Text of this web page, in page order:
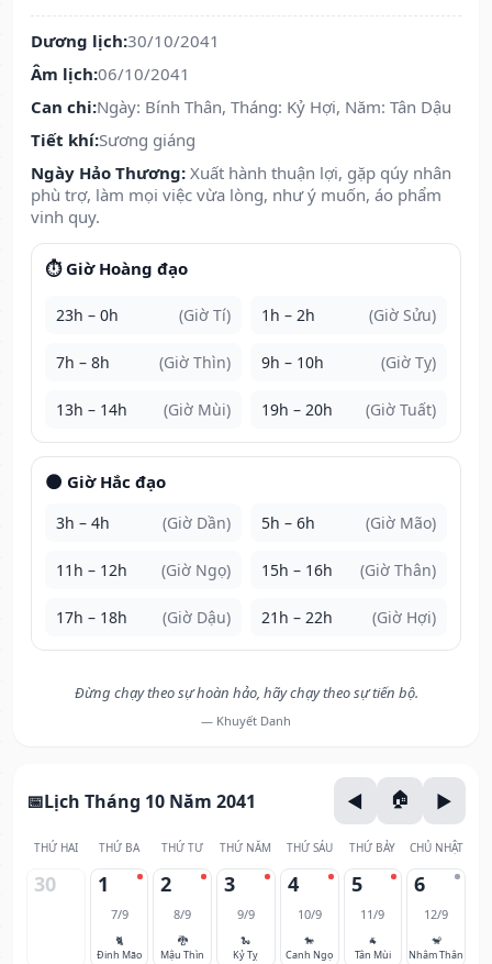
Dương lịch:30/10/2041
Âm lịch:06/10/2041
Can chi:Ngày: Bính Thân, Tháng: Kỷ Hợi, Năm: Tân Dậu
Tiết khí:Sương giáng
Ngày Hảo Thương: Xuất hành thuận lợi, gặp qúy nhân
phù trợ, làm mọi việc vừa lòng, như ý muốn, áo phẩm
vinh quy.
⏱️ Giờ Hoàng đạo
23h – 0h (Giờ Tí) 1h – 2h (Giờ Sửu)
7h – 8h (Giờ Thìn) 9h – 10h (Giờ Tỵ)
13h – 14h (Giờ Mùi) 19h – 20h (Giờ Tuất)
🌑 Giờ Hắc đạo
3h – 4h (Giờ Dần) 5h – 6h (Giờ Mão)
11h – 12h (Giờ Ngọ) 15h – 16h (Giờ Thân)
17h – 18h (Giờ Dậu) 21h – 22h (Giờ Hợi)
Đừng chạy theo sự hoàn hảo, hãy chạy theo sự tiến bộ.
— Khuyết Danh
Lịch Tháng 10 Năm 2041
THỨ HAI THỨ BA THỨ TƯ THỨ NĂM THỨ SÁU THỨ BẢY CHỦ NHẬT
30 1
7/9
🐈
Đinh Mão
2
8/9
🐉
Mậu Thìn
3
9/9
🐍
Kỷ Tỵ
4
10/9
🐎
Canh Ngọ
5
11/9
🐐
Tân Mùi
6
12/9
🐒
Nhâm Thân